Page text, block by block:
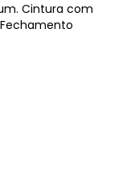
Cintura com